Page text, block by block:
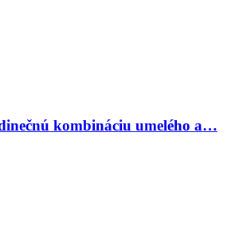
kombináciu umelého a…